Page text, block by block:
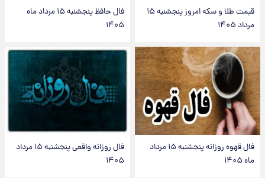
قیمت طلا و سکه امروز پنجشنبه ۱۵
مرداد ۱۴۰۵
فال حافظ پنجشنبه ۱۵ مرداد ماه
۱۴۰۵
فال قهوه روزانه پنجشنبه ۱۵ مرداد
ماه ۱۴۰۵
فال روزانه واقعی پنجشنبه ۱۵ مرداد
۱۴۰۵